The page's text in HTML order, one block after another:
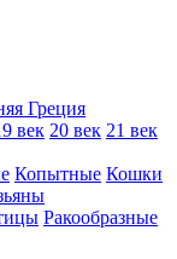
Греция
век 20 век 21 век
Копытные Кошки
Ракообразные